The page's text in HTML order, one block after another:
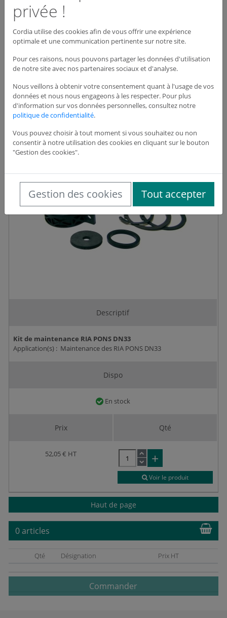
Voir le produit
1
Descriptif
Kit de maintenance RIA PONS DN33
Application(s) : Maintenance des RIA PONS DN33
Dispo
En stock
Prix
52,05 € HT
Qté
Voir le produit
Haut de page
0 articles
Qté Désignation Prix HT
Commander
privée !
Cordia utilise des cookies afin de vous offrir une expérience
optimale et une communication pertinente sur notre site.
Pour ces raisons, nous pouvons partager les données d'utilisation
de notre site avec nos partenaires sociaux et d'analyse.
Nous veillons à obtenir votre consentement quant à l'usage de vos
données et nous nous engageons à les respecter. Pour plus
d'information sur vos données personnelles, consultez notre
politique de confidentialité.
Vous pouvez choisir à tout moment si vous souhaitez ou non
consentir à notre utilisation des cookies en cliquant sur le bouton
"Gestion des cookies".
Gestion des cookies Tout accepter